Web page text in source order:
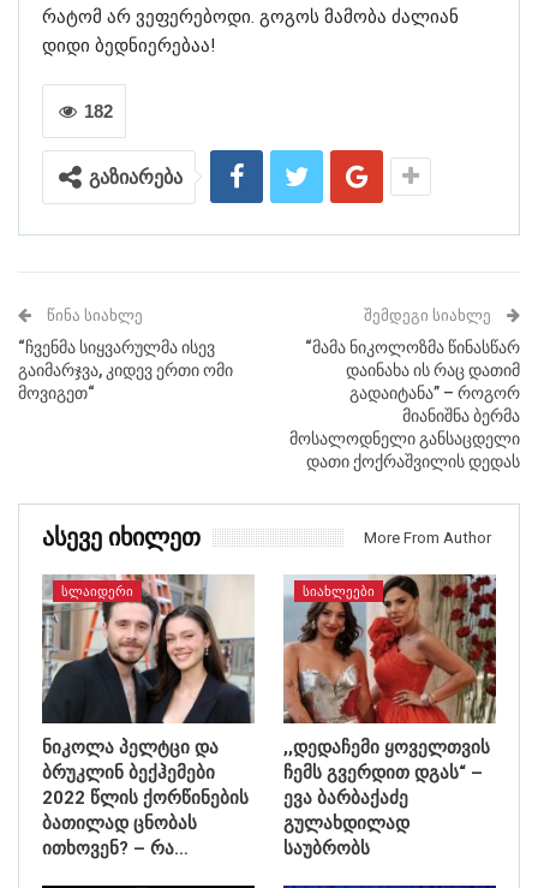
რატომ არ ვეფერებოდი. გოგოს მამობა ძალიან
დიდი ბედნიერებაა!
182
გაზიარება
ᲬᲘᲜᲐ ᲡᲘᲐᲮᲚᲔ
“ჩვენმა სიყვარულმა ისევ
გაიმარჯვა, კიდევ ერთი ომი
მოვიგეთ“
ᲨᲔᲛᲓᲔᲒᲘ ᲡᲘᲐᲮᲚᲔ
“მამა ნიკოლოზმა წინასწარ
დაინახა ის რაც დათიმ
გადაიტანა” – როგორ
მიანიშნა ბერმა
მოსალოდნელი განსაცდელი
დათი ქოქრაშვილის დედას
Ასევე Იხილეთ More From Author
ᲡᲚᲐᲘᲓᲔᲠᲘ
ნიკოლა პელტცი და
ბრუკლინ ბექჰემები
2022 წლის ქორწინების
ბათილად ცნობას
ითხოვენ? – რა…
ᲡᲘᲐᲮᲚᲔᲔᲑᲘ
,,დედაჩემი ყოველთვის
ჩემს გვერდით დგას“ –
ევა ბარბაქაძე
გულახდილად
საუბრობს